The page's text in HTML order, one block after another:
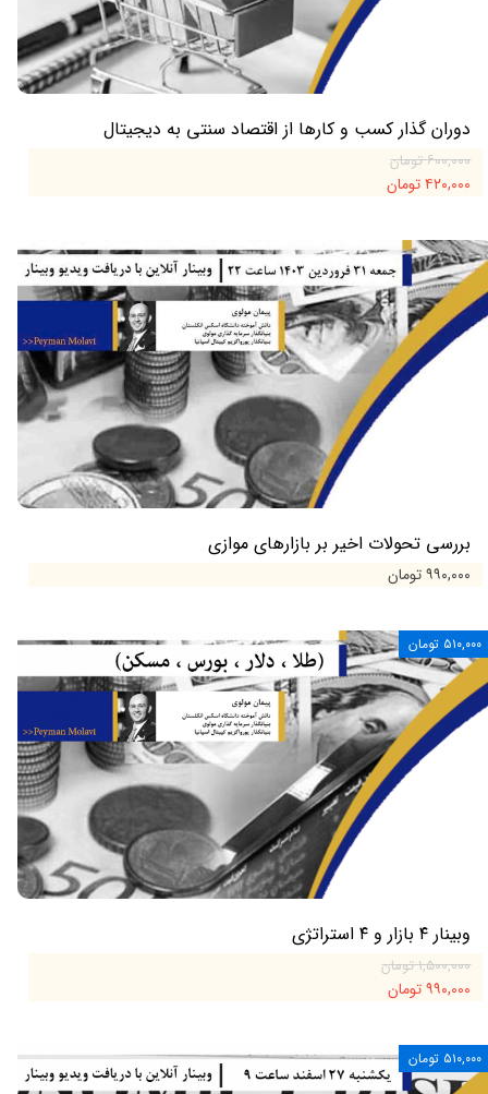
دوران گذار کسب و کارها از اقتصاد سنتی به دیجیتال
۶۰۰,۰۰۰ تومان
۴۲۰,۰۰۰ تومان
بررسی تحولات اخیر بر بازارهای موازی
۹۹۰,۰۰۰ تومان
وبینار ۴ بازار و ۴ استراتژی
۱,۵۰۰,۰۰۰ تومان
۹۹۰,۰۰۰ تومان
۵۱۰,۰۰۰ تومان
۵۱۰,۰۰۰ تومان